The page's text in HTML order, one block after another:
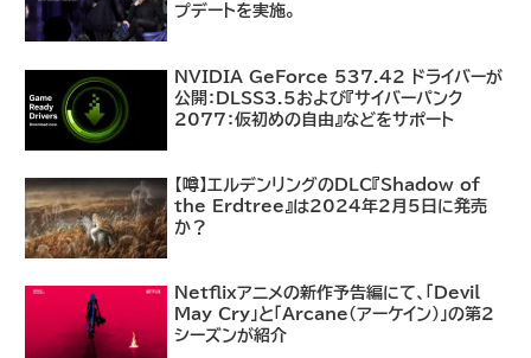
プデートを実施。
NVIDIA GeForce 537.42 ドライバーが
公開：DLSS3.5および『サイバーパンク
2077：仮初めの自由』などをサポート
【噂】エルデンリングのDLC『Shadow of
the Erdtree』は2024年2月5日に発売
か？
Netflixアニメの新作予告編にて、「Devil
May Cry」と「Arcane（アーケイン）」の第2
シーズンが紹介